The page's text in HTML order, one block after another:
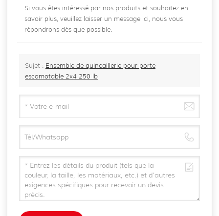
Si vous êtes intéressé par nos produits et souhaitez en
savoir plus, veuillez laisser un message ici, nous vous
répondrons dès que possible.
Sujet : Ensemble de quincaillerie pour porte
escamotable 2x4 250 lb